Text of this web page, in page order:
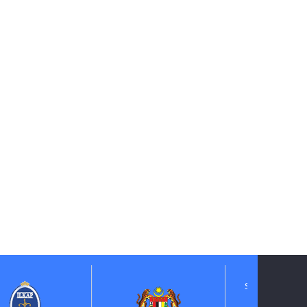
Suruhanjaya Pelantikan